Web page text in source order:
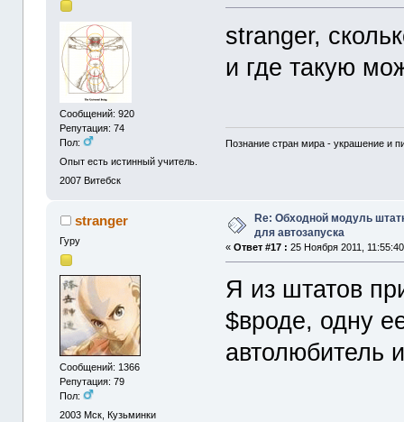
Сообщений: 920
Репутация: 74
Пол:
Опыт есть истинный учитель.
2007 Витебск
stranger,
и где такую
Познание стран мира - украшение и
stranger
Гуру
Сообщений: 1366
Репутация: 79
Пол:
2003 Мск, Кузьминки
Re: Обходной модуль
для автозапуска
«Ответ #17 : 25 Ноября 2011,
Я из штатов
$вроде, одну
автолюбитель